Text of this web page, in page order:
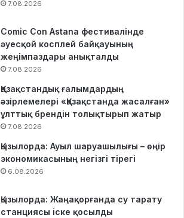
7.08.2026
Comic Con Astana фестивалінде
әуесқой косплей байқауының
жеңімпаздары анықталды
7.08.2026
Қазақстандық ғалымдардың
әзірлемелері «Қазақстанда жасалған»
ұлттық брендін толықтырып жатыр
7.08.2026
Қызылорда: Ауыл шаруашылығы – өңір
экономикасының негізгі тірегі
6.08.2026
Қызылорда: Жаңақорғанда су тарату
станциясы іске қосылды